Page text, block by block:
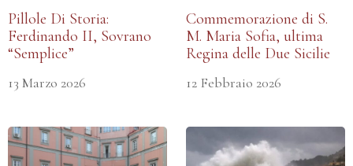
Pillole Di Storia:
Ferdinando II, Sovrano
“Semplice”
13 Marzo 2026
Commemorazione di S.
M. Maria Sofia, ultima
Regina delle Due Sicilie
12 Febbraio 2026